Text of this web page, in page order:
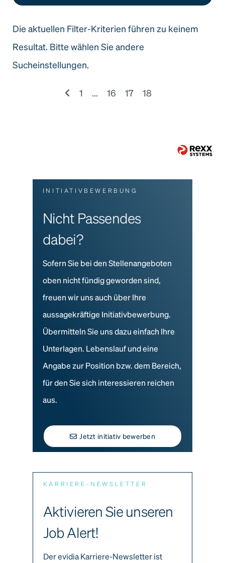
Die aktuellen Filter-Kriterien führen zu keinem
Resultat. Bitte wählen Sie andere
Sucheinstellungen.
1 ... 16 17 18
INITIATIVBEWERBUNG
Nicht Passendes
dabei?
Sofern Sie bei den Stellenangeboten
oben nicht fündig geworden sind,
freuen wir uns auch über Ihre
aussagekräftige Initiativbewerbung.
Übermitteln Sie uns dazu einfach Ihre
Unterlagen. Lebenslauf und eine
Angabe zur Position bzw. dem Bereich,
für den Sie sich interessieren reichen
aus.
Jetzt initiativ bewerben
KARRIERE-NEWSLETTER
Aktivieren Sie unseren
Job Alert!
Der evidia Karriere-Newsletter ist